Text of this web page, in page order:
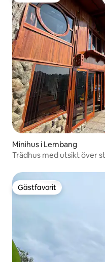
Minihus i Lembang
Trädhus med utsikt över
Gästfavorit
Gästfavorit